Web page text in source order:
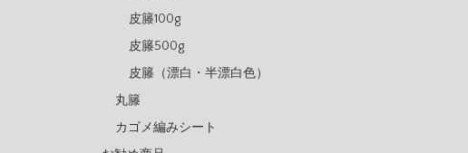
皮籐100g
皮籐500g
皮籐（漂白・半漂白色）
丸籐
カゴメ編みシート